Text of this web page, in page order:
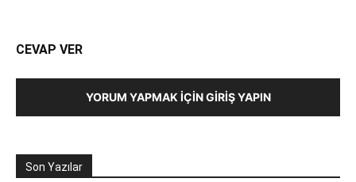
CEVAP VER
YORUM YAPMAK İÇIN GIRIŞ YAPIN
Son Yazılar